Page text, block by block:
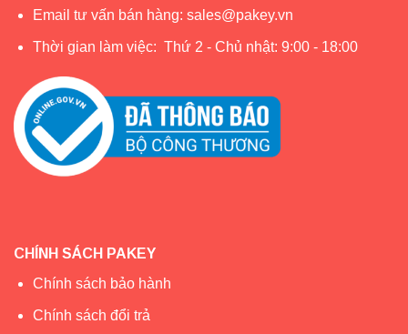
Phân loại theo chất liệu
Lều vải cho bé: Sử dụng vải cotton, polyester hoặc vải dù,
nhẹ nhàng, thoáng khí và dễ giặt giũ. Khung lều thường bằng
gỗ hoặc nhựa dẻo, an toàn cho trẻ. Đây là loại phổ biến vì
vừa thẩm mỹ vừa tiện dụng trong nhiều không gian.
sắc tươi sáng, kiểu dáng mô phỏng nhà nhỏ hoặc khu vui
chơi, có thể kết hợp lắp đặt với bộ
Email tư vấn bán hàng: sales@pakey.vn
Thời gian làm việc: Thứ 2 - Chủ nhật: 9:00 - 18:00
CHÍNH SÁCH PAKEY
Chính sách bảo hành
Chính sách đổi trả